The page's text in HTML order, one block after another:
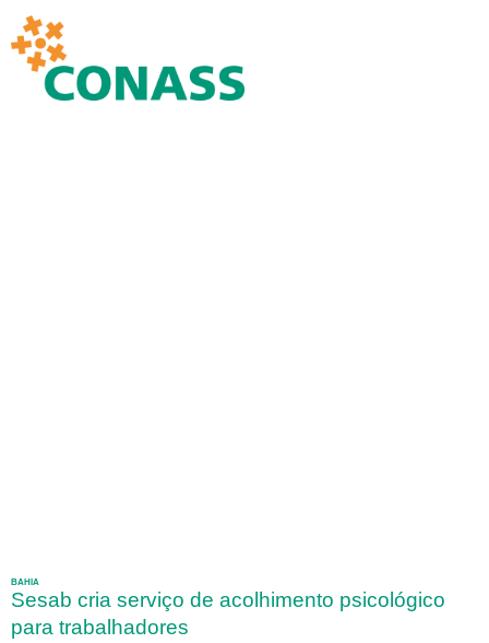
BAHIA
Sesab cria serviço de acolhimento psicológico
para trabalhadores